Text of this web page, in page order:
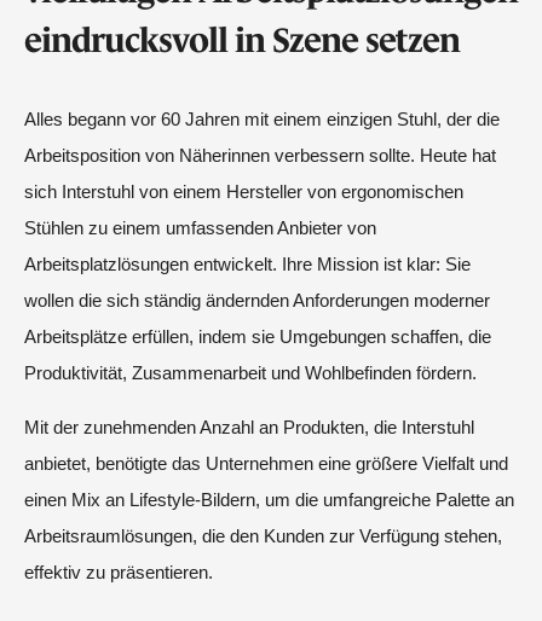
eindrucksvoll in Szene setzen
Alles begann vor 60 Jahren mit einem einzigen Stuhl, der die
Arbeitsposition von Näherinnen verbessern sollte. Heute hat
sich Interstuhl von einem Hersteller von ergonomischen
Stühlen zu einem umfassenden Anbieter von
Arbeitsplatzlösungen entwickelt. Ihre Mission ist klar: Sie
wollen die sich ständig ändernden Anforderungen moderner
Arbeitsplätze erfüllen, indem sie Umgebungen schaffen, die
Produktivität, Zusammenarbeit und Wohlbefinden fördern.
Mit der zunehmenden Anzahl an Produkten, die Interstuhl
anbietet, benötigte das Unternehmen eine größere Vielfalt und
einen Mix an Lifestyle-Bildern, um die umfangreiche Palette an
Arbeitsraumlösungen, die den Kunden zur Verfügung stehen,
effektiv zu präsentieren.